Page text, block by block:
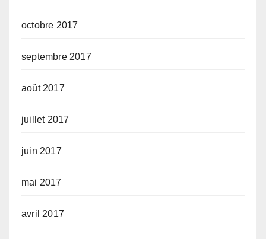
octobre 2017
septembre 2017
août 2017
juillet 2017
juin 2017
mai 2017
avril 2017